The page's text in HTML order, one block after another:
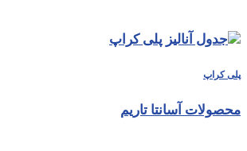
پلی کراپ
محصولات آسانتا تاریم